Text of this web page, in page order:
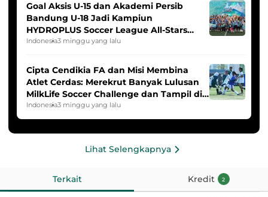
Goal Aksis U-15 dan Akademi Persib
Bandung U-18 Jadi Kampiun
HYDROPLUS Soccer League All-Stars
2025/2026
Indonesia3 minggu yang lalu
Cipta Cendikia FA dan Misi Membina
Atlet Cerdas: Merekrut Banyak Lulusan
MilkLife Soccer Challenge dan Tampil di
HYDROPLUS Soccer League
Indonesia3 minggu yang lalu
Lihat Selengkapnya
Terkait Kredit 2